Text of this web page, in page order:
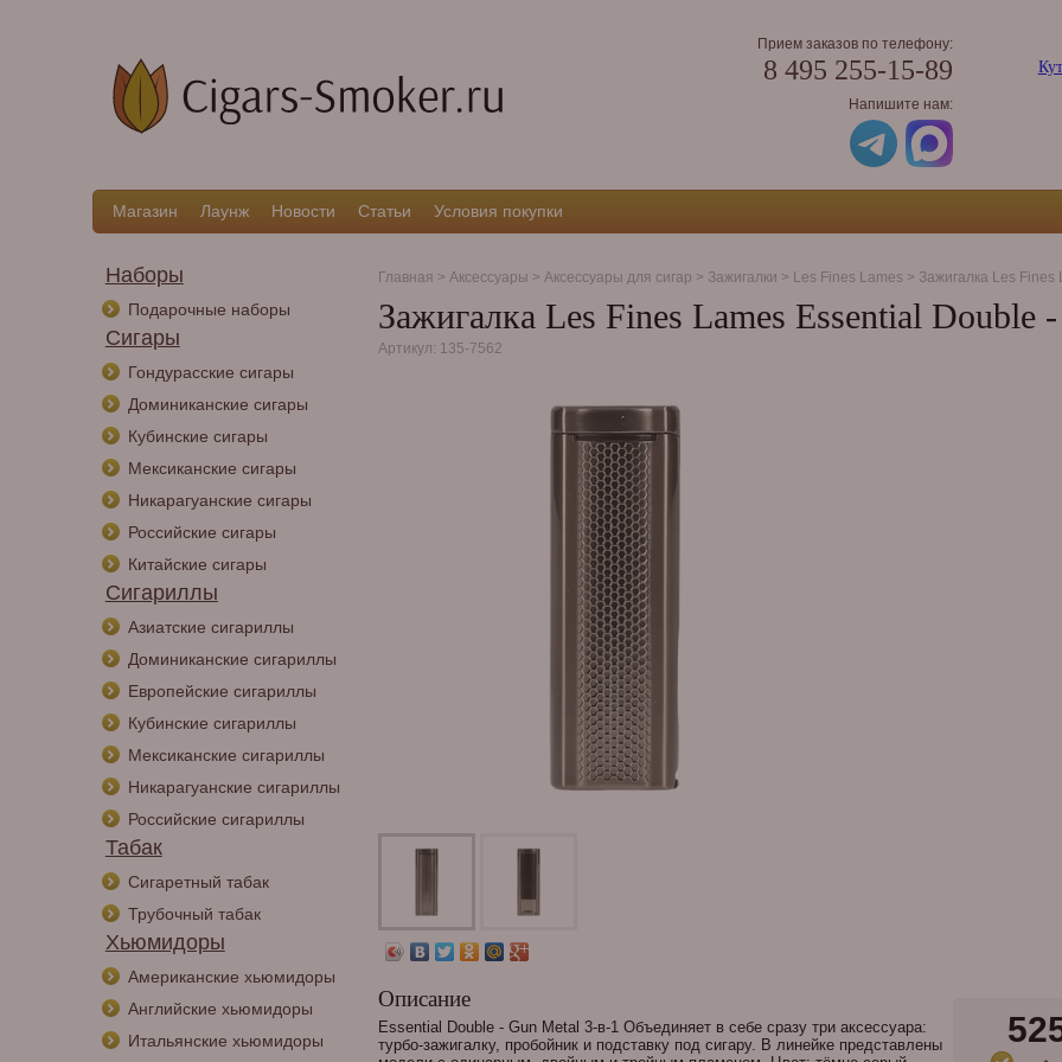
Прием заказов по телефону:
8 495 255-15-89
Напишите нам:
Магазин Лаунж Новости Статьи Условия покупки
Наборы
Подарочные наборы
Сигары
Гондурасские сигары
Доминиканские сигары
Кубинские сигары
Мексиканские сигары
Никарагуанские сигары
Российские сигары
Китайские сигары
Сигариллы
Азиатские сигариллы
Доминиканские сигариллы
Европейские сигариллы
Кубинские сигариллы
Мексиканские сигариллы
Никарагуанские сигариллы
Российские сигариллы
Табак
Сигаретный табак
Трубочный табак
Хьюмидоры
Американские хьюмидоры
Английские хьюмидоры
Итальянские хьюмидоры
Главная > Аксессуары > Аксессуары для сигар > Зажигалки > Les Fines Lames > Зажигалка Les Fines
Зажигалка Les Fines Lames Essential Double
Артикул: 135-7562
Описание
Essential Double - Gun Metal 3-в-1 Объединяет в себе сразу три аксессуара:
турбо-зажигалку, пробойник и подставку под сигару. В линейке представлены